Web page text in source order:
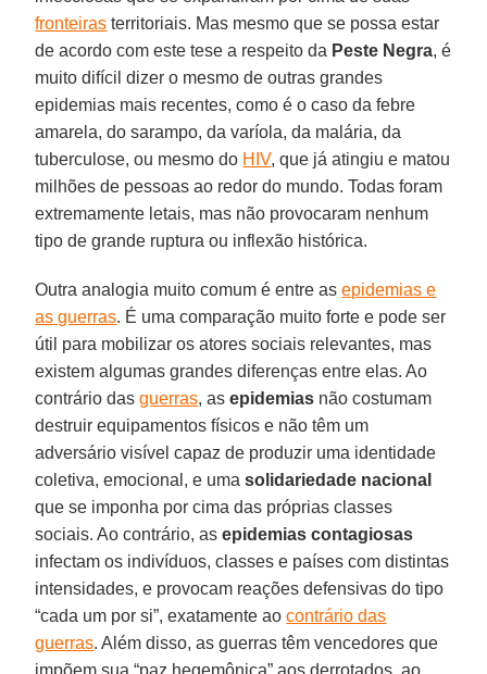
fronteiras territoriais. Mas mesmo que se possa estar
de acordo com este tese a respeito da Peste Negra, é
muito difícil dizer o mesmo de outras grandes
epidemias mais recentes, como é o caso da febre
amarela, do sarampo, da varíola, da malária, da
tuberculose, ou mesmo do HIV, que já atingiu e matou
milhões de pessoas ao redor do mundo. Todas foram
extremamente letais, mas não provocaram nenhum
tipo de grande ruptura ou inflexão histórica.
Outra analogia muito comum é entre asepidemias e
as guerras. É uma comparação muito forte e pode ser
útil para mobilizar os atores sociais relevantes, mas
existem algumas grandes diferenças entre elas. Ao
contrário dasguerras, asepidemias não costumam
destruir equipamentos físicos e não têm um
adversário visível capaz de produzir uma identidade
coletiva, emocional, e umasolidariedade nacional
que se imponha por cima das próprias classes
sociais. Ao contrário, asepidemias contagiosas
infectam os indivíduos, classes e países com distintas
intensidades, e provocam reações defensivas do tipo
“cada um por si”, exatamente aocontrário das
guerras. Além disso, as guerras têm vencedores que
impõem sua “paz hegemônica” aos derrotados, ao